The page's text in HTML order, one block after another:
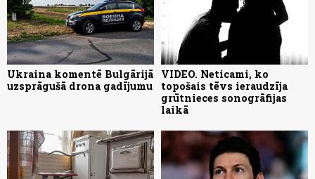
Ukraina komentē Bulgārijā
uzsprāgušā drona gadījumu
VIDEO. Neticami, ko
topošais tēvs ieraudzīja
grūtnieces sonogrāfijas
laikā